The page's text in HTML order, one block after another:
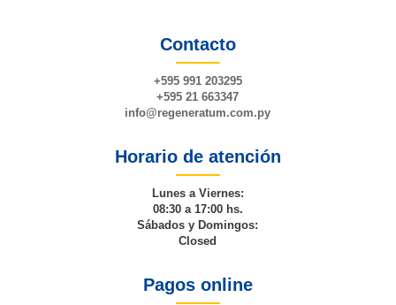
Contacto
+595 991 203295
+595 21 663347
info@regeneratum.com.py
Horario de atención
Lunes a Viernes:
08:30 a 17:00 hs.
Sábados y Domingos:
Closed
Pagos online